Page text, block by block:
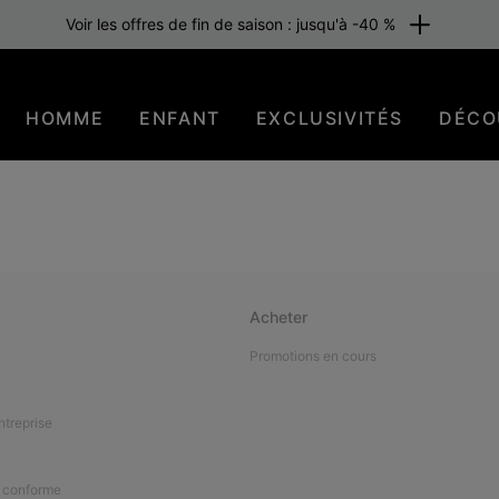
Voir les offres de fin de saison : jusqu'à -40 %
HOMME ENFANT EXCLUSIVITÉS
Acheter
Promotions en cours